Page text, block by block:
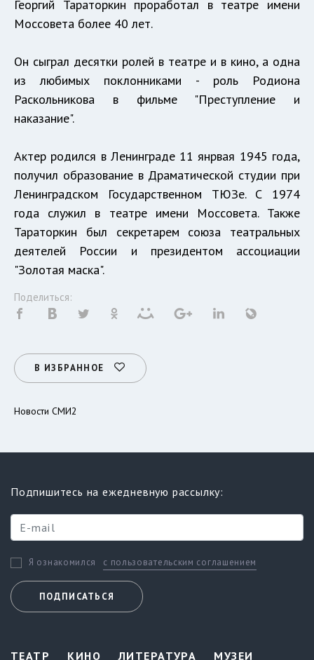
Георгий Тараторкин проработал в театре имени
Моссовета более 40 лет.
Он сыграл десятки ролей в театре и в кино, а одна
из любимых поклонниками - роль Родиона
Раскольникова в фильме "Преступление и
наказание".
Актер родился в Ленинграде 11 янрвая 1945 года,
получил образование в Драматической студии при
Ленинградском Государственном ТЮЗе. С 1974
года служил в театре имени Моссовета. Также
Тараторкин был секретарем союза театральных
деятелей России и президентом ассоциации
"Золотая маска".
Поделиться:
В ИЗБРАННОЕ
Новости СМИ2
Подпишитесь на ежедневную рассылку:
Я ознакомился с пользовательским соглашением
ПОДПИСАТЬСЯ
ТЕАТР КИНО ЛИТЕРАТУРА
МУЗЕИ